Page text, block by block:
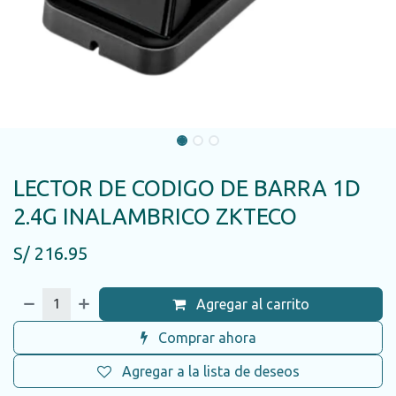
LECTOR DE CODIGO DE BARRA 1D
2.4G INALAMBRICO ZKTECO
S/ 216.95
Agregar al carrito
Comprar ahora
Agregar a la lista de deseos